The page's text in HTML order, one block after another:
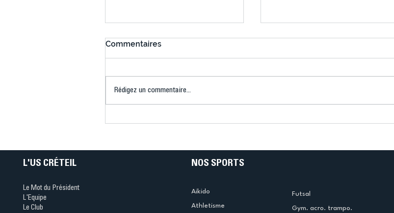
Ping ? Quand le tennis de
termine la saison en
Commentaires
Rédigez un commentaire...
L'US CRÉTEIL
Le Mot du Président
L'Equipe
Le Club
NOS SPORTS
Aikido
Athletisme
Futsal
Gym. acro. trampo.